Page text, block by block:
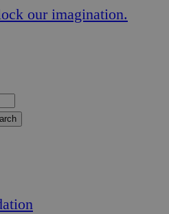
our imagination.